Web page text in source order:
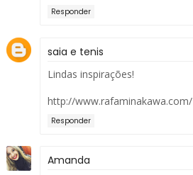
Responder
saia e tenis
Lindas inspirações!
http://www.rafaminakawa.com/
Responder
Amanda